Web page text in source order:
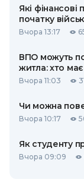
Які
початку
Вчора 13:17
ВПО можуть
житла: хто
Вчора 11:03
Чи можна
Вчора 10:17
Як студенту
Вчора 09:09